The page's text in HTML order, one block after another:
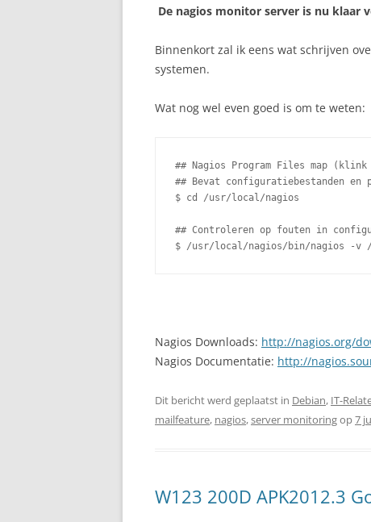
De nagios monitor server is nu klaar
Binnenkort zal ik eens wat schrijven
systemen.
Wat nog wel even goed is om te weten:
## Nagios Program Files map (klink
## Bevat configuratiebestanden en
$ cd /usr/local/nagios
## Controleren op fouten in
$ /usr/local/nagios/bin/nagios -v
Nagios Downloads: http://nagios.org/
Nagios Documentatie: http://
Dit bericht werd geplaatst in Debian, IT-
mailfeature, nagios,server monitoringop7
W123 200D APK2012.3